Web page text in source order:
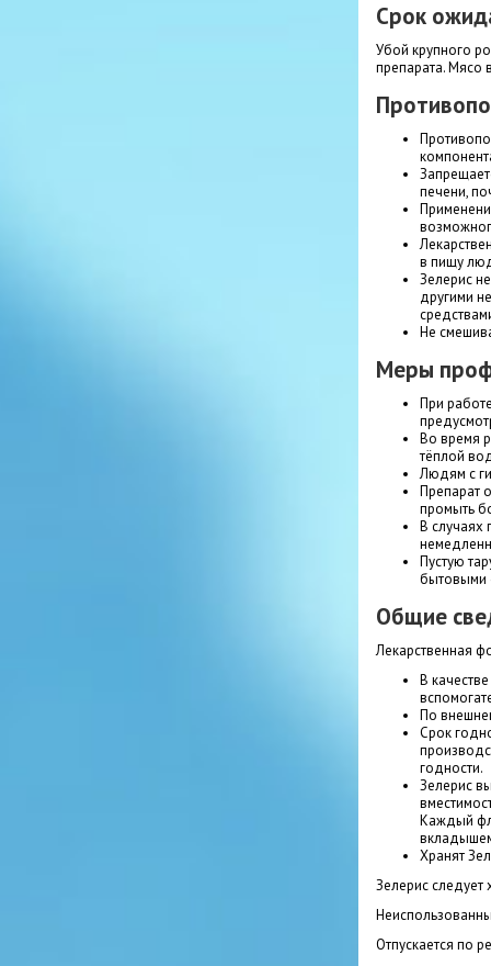
Срок
Убой крупного
препарата. Мясо
печени,
в пищу
Зелерис
другими
Не
Меры
При
Во время
тёплой
Людям с
Препарат
промыть
В случаях
Пустую
бытовыми
Общие
Лекарственная
В
По
Срок
годности.
Зелерис
Каждый
Хранят
Зелерис следует
Отпускается по